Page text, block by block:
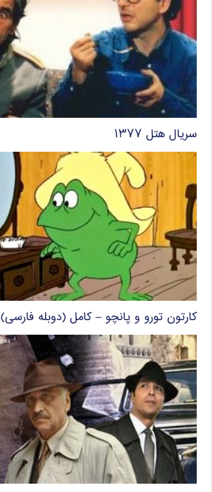
سریال هتل ۱۳۷۷
کارتون تورو و پانچو – کامل (دوبله فارسی)